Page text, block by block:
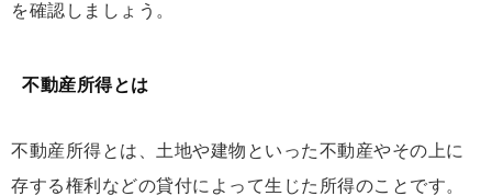
を確認しましょう。
不動産所得とは
不動産所得とは、土地や建物といった不動産やその上に
存する権利などの貸付によって生じた所得のことです。